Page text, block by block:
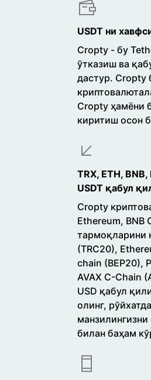
USDT ни
Cropty - бу
ўтказиш ва
дастур. Cropty
Cropty ҳамёни
киритиш осон
TRX, ETH,
USDT қабул
Cropty
Ethereum, BNB
тармоқларини
(TRC20),
chain (BEP20),
AVAX C-Chain
USD қабул
олинг,
билан баҳам